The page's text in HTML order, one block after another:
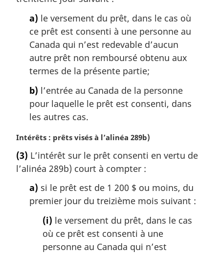
a) le versement du prêt, dans le cas où
ce prêt est consenti à une personne au
Canada qui n’est redevable d’aucun
autre prêt non remboursé obtenu aux
termes de la présente partie;
b) l’entrée au Canada de la personne
pour laquelle le prêt est consenti, dans
les autres cas.
N
t
e
Intérêts : prêts visés à l’alinéa 289b)
(3) L’intérêt sur le prêt consenti en vertu de
l’alinéa 289b) court à compter :
a) si le prêt est de 1 200 $ ou moins, du
premier jour du treizième mois suivant :
(i) le versement du prêt, dans le cas
où ce prêt est consenti à une
personne au Canada qui n’est